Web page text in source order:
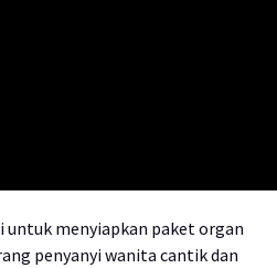
menyiapkan paket organ
penyanyi wanita cantik dan